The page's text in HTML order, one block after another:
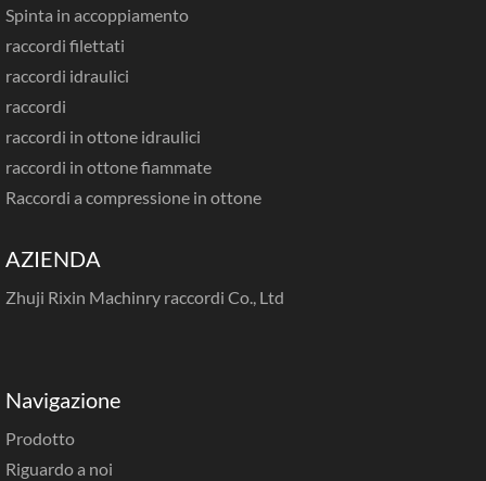
Spinta in accoppiamento
raccordi filettati
raccordi idraulici
raccordi
raccordi in ottone idraulici
raccordi in ottone fiammate
Raccordi a compressione in ottone
AZIENDA
Zhuji Rixin Machinry raccordi Co., Ltd
Navigazione
Prodotto
Riguardo a noi